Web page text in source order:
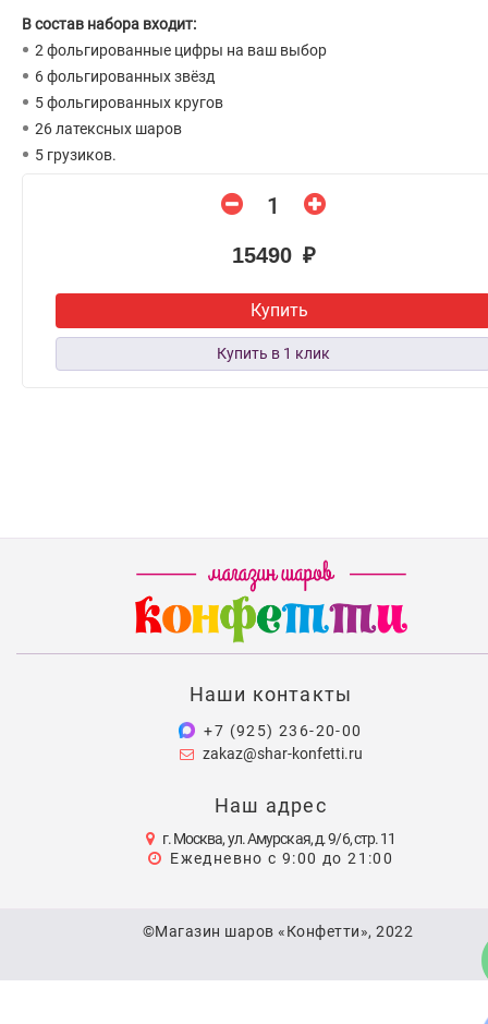
В состав набора входит:
2 фольгированные цифры на ваш выбор
6 фольгированных звёзд
5 фольгированных кругов
26 латексных шаров
5 грузиков.
15490 ₽
Купить
Наши контакты
+7 (925) 236-20-00
zakaz@shar-konfetti.ru
Наш адрес
г. Москва, ул. Амурская, д. 9/6, стр. 11
Ежедневно с 9:00 до 21:00
©Магазин шаров «Конфетти», 2022